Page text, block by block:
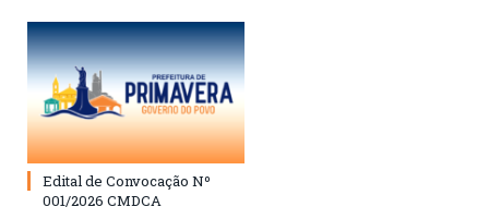
Edital de Convocação Nº
001/2026 CMDCA